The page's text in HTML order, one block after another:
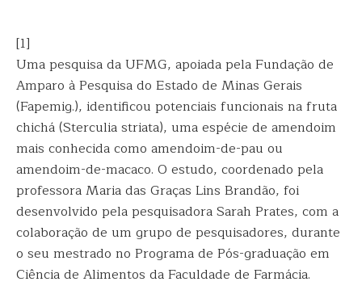
[1]
Uma pesquisa da UFMG, apoiada pela Fundação de
Amparo à Pesquisa do Estado de Minas Gerais
(Fapemig.), identificou potenciais funcionais na fruta
chichá (Sterculia striata), uma espécie de amendoim
mais conhecida como amendoim-de-pau ou
amendoim-de-macaco. O estudo, coordenado pela
professora Maria das Graças Lins Brandão, foi
desenvolvido pela pesquisadora Sarah Prates, com a
colaboração de um grupo de pesquisadores, durante
o seu mestrado no Programa de Pós-graduação em
Ciência de Alimentos da Faculdade de Farmácia.